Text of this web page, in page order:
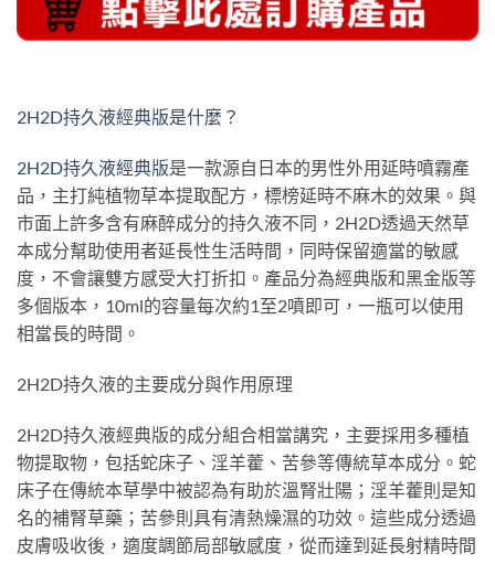
2H2D持久液經典版是什麼？
2H2D持久液經典版是一款源自日本的男性外用延時噴霧產
品，主打純植物草本提取配方，標榜延時不麻木的效果。與
市面上許多含有麻醉成分的持久液不同，2H2D透過天然草
本成分幫助使用者延長性生活時間，同時保留適當的敏感
度，不會讓雙方感受大打折扣。產品分為經典版和黑金版等
多個版本，10ml的容量每次約1至2噴即可，一瓶可以使用
相當長的時間。
2H2D持久液的主要成分與作用原理
2H2D持久液經典版的成分組合相當講究，主要採用多種植
物提取物，包括蛇床子、淫羊藿、苦參等傳統草本成分。蛇
床子在傳統本草學中被認為有助於溫腎壯陽；淫羊藿則是知
名的補腎草藥；苦參則具有清熱燥濕的功效。這些成分透過
皮膚吸收後，適度調節局部敏感度，從而達到延長射精時間